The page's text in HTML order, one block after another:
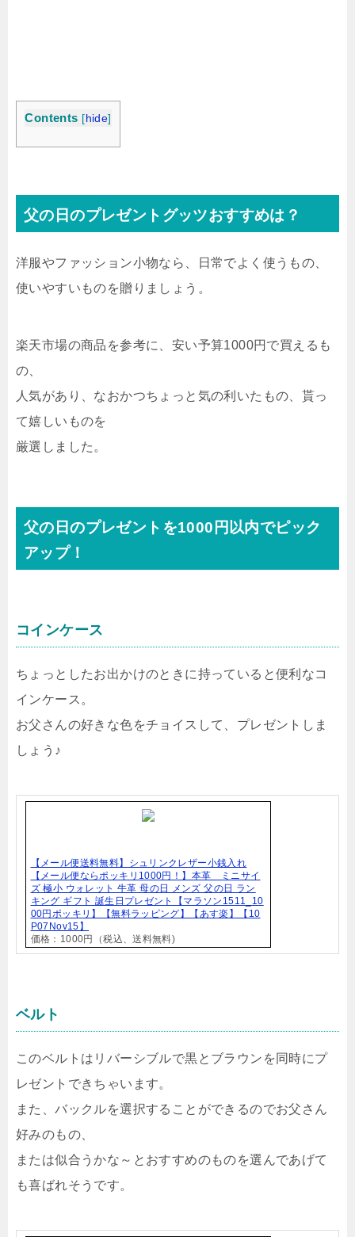
Contents [hide]
父の日のプレゼントグッツおすすめは？
洋服やファッション小物なら、日常でよく使うもの、
使いやすいものを贈りましょう。
楽天市場の商品を参考に、安い予算1000円で買えるも
の、
人気があり、なおかつちょっと気の利いたもの、貰っ
て嬉しいものを
厳選しました。
父の日のプレゼントを1000円以内でピック
アップ！
コインケース
ちょっとしたお出かけのときに持っていると便利なコ
インケース。
お父さんの好きな色をチョイスして、プレゼントしま
しょう♪
【メール便送料無料】シュリンクレザー小銭入れ
【メール便ならポッキリ1000円！】本革 ミニサイ
ズ 極小 ウォレット 牛革 母の日 メンズ 父の日 ラン
キング ギフト 誕生日プレゼント【マラソン1511_10
00円ポッキリ】【無料ラッピング】【あす楽】【10
P07Nov15】
価格：1000円（税込、送料無料)
ベルト
このベルトはリバーシブルで黒とブラウンを同時にプ
レゼントできちゃいます。
また、バックルを選択することができるのでお父さん
好みのもの、
または似合うかな～とおすすめのものを選んであげて
も喜ばれそうです。